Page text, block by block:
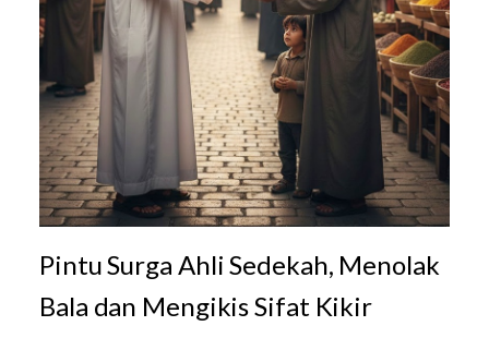
Pintu Surga Ahli Sedekah, Menolak
Bala dan Mengikis Sifat Kikir